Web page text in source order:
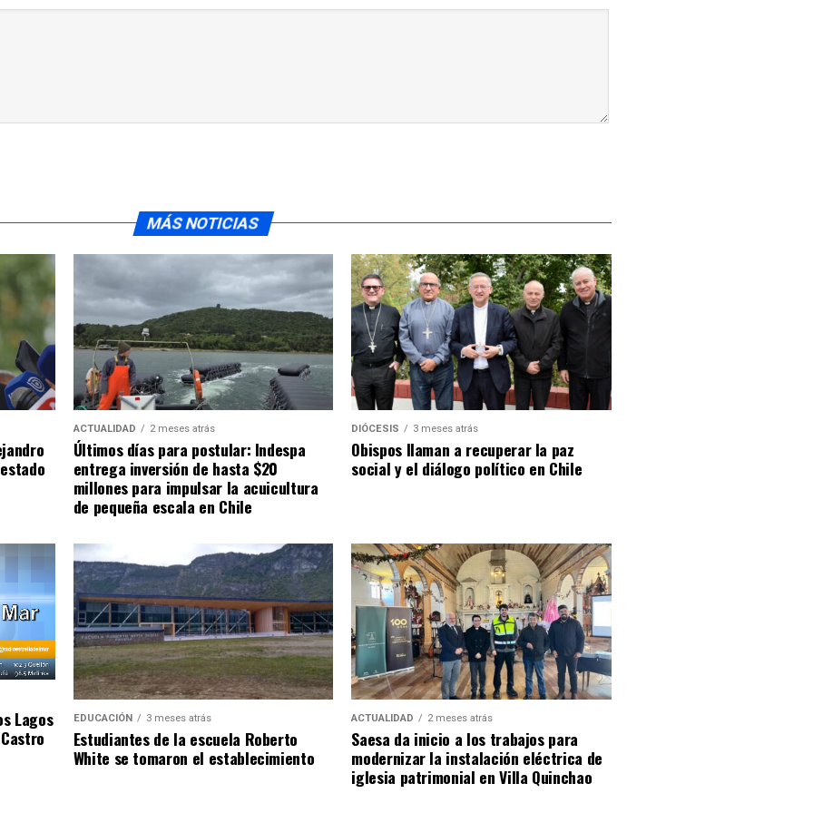
MÁS NOTICIAS
ACTUALIDAD 2 meses atrás
Últimos días para postular: Indespa
entrega inversión de hasta $20
millones para impulsar la acuicultura
de pequeña escala en Chile
DIÓCESIS 3 meses atrás
Obispos llaman a recuperar la paz
social y el diálogo político en Chile
Lagos
EDUCACIÓN 3 meses atrás
Estudiantes de la escuela Roberto
White se tomaron el establecimiento
ACTUALIDAD 2 meses atrás
Saesa da inicio a los trabajos para
modernizar la instalación eléctrica de
iglesia patrimonial en Villa Quinchao